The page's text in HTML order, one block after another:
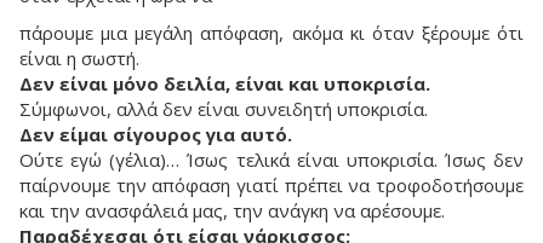
πάρουμε μια μεγάλη απόφαση, ακόμα κι όταν ξέρουμε ότι
είναι η σωστή.
Δεν είναι μόνο δειλία, είναι και υποκρισία.
Σύμφωνοι, αλλά δεν είναι συνειδητή υποκρισία.
Δεν είμαι σίγουρος για αυτό.
Ούτε εγώ (γέλια)… Ίσως τελικά είναι υποκρισία. Ίσως δεν
παίρνουμε την απόφαση γιατί πρέπει να τροφοδοτήσουμε
και την ανασφάλειά μας, την ανάγκη να αρέσουμε.
Παραδέχεσαι ότι είσαι νάρκισσος;